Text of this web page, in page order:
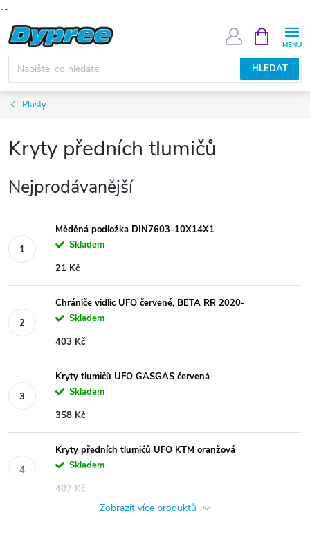
--
Přejít
na
obsah
HLEDAT
NÁKUPNÍ
KOŠÍK
Plasty
Kryty předních tlumičů
Nejprodávanější
Měděná podložka DIN7603-10X14X1
Skladem
21 Kč
Chrániče vidlic UFO červené, BETA RR 2020-
Skladem
403 Kč
Kryty tlumičů UFO GASGAS červená
Skladem
358 Kč
Kryty předních tlumičů UFO KTM oranžová
Skladem
407 Kč
Zobrazit více produktů